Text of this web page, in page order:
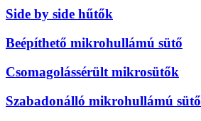
Side by side hűtők
Beépíthető mikrohullámú sütő
Csomagolássérült mikrosütők
Szabadonálló mikrohullámú sütő